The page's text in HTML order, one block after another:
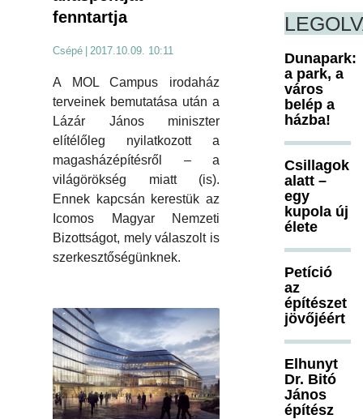
fenntartja
Csépé | 2017.10.09. 10:11
A MOL Campus irodaház
terveinek bemutatása után a
Lázár János miniszter
elítélőleg nyilatkozott a
magasházépítésről – a
világörökség miatt (is).
Ennek kapcsán kerestük az
Icomos Magyar Nemzeti
Bizottságot, mely válaszolt is
szerkesztőségünknek.
Dunapark:
a park, a
város
belép a
házba!
Csillagok
alatt –
egy
kupola új
élete
Petíció
az
építészet
jövőjéért
Elhunyt
Dr. Bitó
János
építész